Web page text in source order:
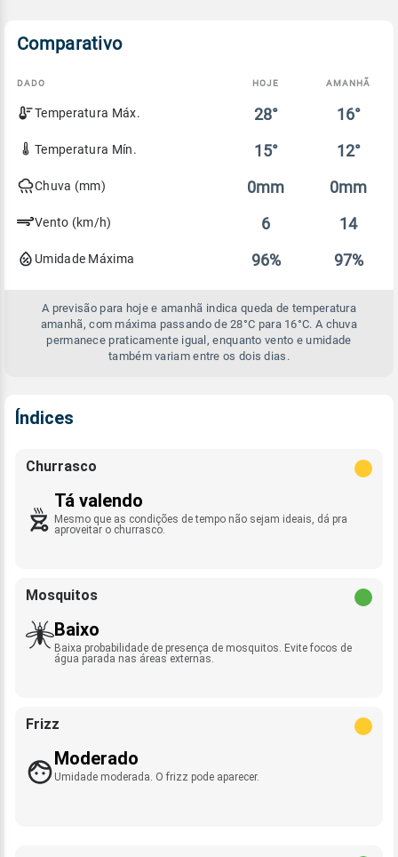
Comparativo
Comparativo
entre
previsão
hoje
DADO HOJE AMANHÃ
Temperatura Máx. 28° 16°
Temperatura Mín. 15° 12°
Chuva (mm) 0mm 0mm
Vento (km/h) 6 14
Umidade Máxima 96% 97%
A previsão para hoje e amanhã indica queda de temperatura
amanhã, com máxima passando de 28°C para 16°C. A chuva
permanece praticamente igual, enquanto vento e umidade
também variam entre os dois dias.
Índices
Churrasco
Tá valendo
Mesmo que as condições de tempo não sejam ideais, dá pra
aproveitar o churrasco.
Mosquitos
Baixo
Baixa probabilidade de presença de mosquitos. Evite focos de
água parada nas áreas externas.
Frizz
Moderado
Umidade moderada. O frizz pode aparecer.